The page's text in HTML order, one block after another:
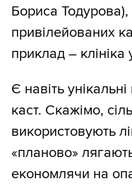
Бориса Тодурова),
привілейованих
приклад – клініка
Є навіть
каст. Скажімо,
використовують
«планово»
економлячи на